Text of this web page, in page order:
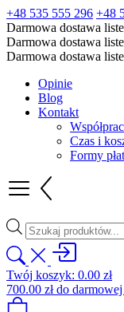
+48 535 555 296 +48
Darmowa dostawa
Darmowa dostawa
Darmowa dostawa
Opinie
Blog
Kontakt
Czas i
Formy
Wyszukiwarka
produktów
Twój koszyk: 0.00 zł
700.00 złdo darmowej